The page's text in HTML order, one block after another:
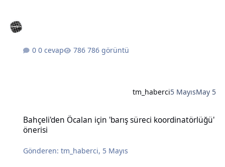
0 cevap 786 görüntü
tm_haberci5 MayısMay 5
Bahçeli'den Öcalan için 'barış süreci koordinatörlüğü'
önerisi
Gönderen:tm_haberci, 5 Mayıs